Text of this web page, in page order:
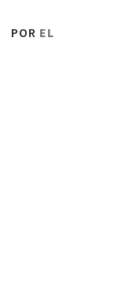
POR EL